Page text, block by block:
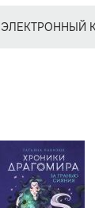
ЭЛЕКТРОННЫЙ